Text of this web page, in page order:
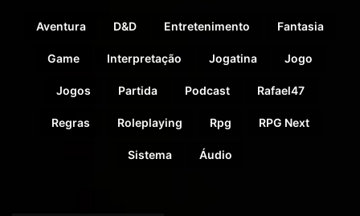
Aventura D&D Entretenimento Fantasia
Game Interpretação Jogatina Jogo
Jogos Partida Podcast Rafael47
Regras Roleplaying Rpg RPG Next
Sistema Áudio